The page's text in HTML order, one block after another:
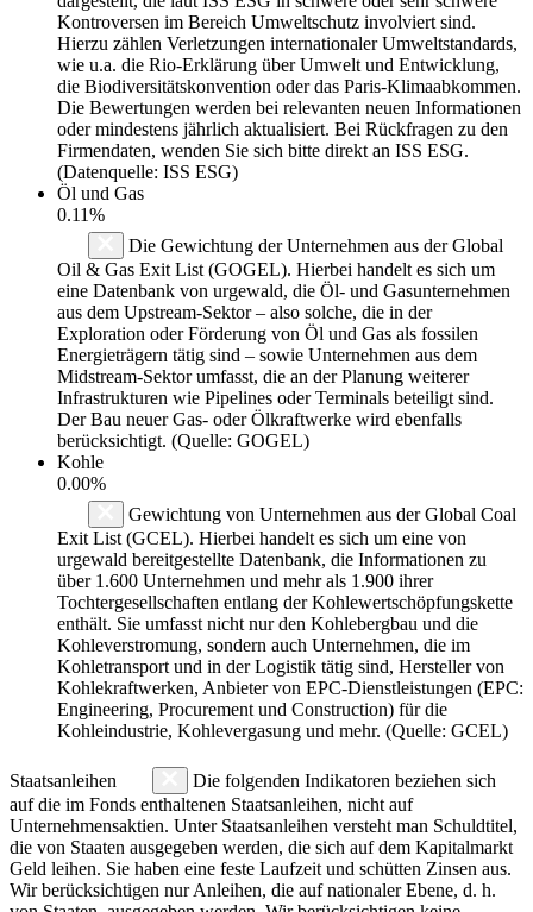
Kontroversen im Bereich Umweltschutz involviert sind.
Hierzu zählen Verletzungen internationaler Umweltstandards,
wie u.a. die Rio-Erklärung über Umwelt und Entwicklung,
die Biodiversitätskonvention oder das Paris-Klimaabkommen.
Die Bewertungen werden bei relevanten neuen Informationen
oder mindestens jährlich aktualisiert. Bei Rückfragen zu den
Firmendaten, wenden Sie sich bitte direkt an ISS ESG.
(Datenquelle: ISS ESG)
Öl und Gas
0.11%
Die Gewichtung der Unternehmen aus der Global
Oil & Gas Exit List (GOGEL). Hierbei handelt es sich um
eine Datenbank von urgewald, die Öl- und Gasunternehmen
aus dem Upstream-Sektor – also solche, die in der
Exploration oder Förderung von Öl und Gas als fossilen
Energieträgern tätig sind – sowie Unternehmen aus dem
Midstream-Sektor umfasst, die an der Planung weiterer
Infrastrukturen wie Pipelines oder Terminals beteiligt sind.
Der Bau neuer Gas- oder Ölkraftwerke wird ebenfalls
berücksichtigt. (Quelle: GOGEL)
Kohle
0.00%
Gewichtung von Unternehmen aus der Global Coal
Exit List (GCEL). Hierbei handelt es sich um eine von
urgewald bereitgestellte Datenbank, die Informationen zu
über 1.600 Unternehmen und mehr als 1.900 ihrer
Tochtergesellschaften entlang der Kohlewertschöpfungskette
enthält. Sie umfasst nicht nur den Kohlebergbau und die
Kohleverstromung, sondern auch Unternehmen, die im
Kohletransport und in der Logistik tätig sind, Hersteller von
Kohlekraftwerken, Anbieter von EPC-Dienstleistungen (EPC:
Engineering, Procurement und Construction) für die
Kohleindustrie, Kohlevergasung und mehr. (Quelle: GCEL)
Staatsanleihen
Die folgenden Indikatoren beziehen sich
auf die im Fonds enthaltenen Staatsanleihen, nicht auf
Unternehmensaktien. Unter Staatsanleihen versteht man Schuldtitel,
die von Staaten ausgegeben werden, die sich auf dem Kapitalmarkt
Geld leihen. Sie haben eine feste Laufzeit und schütten Zinsen aus.
Wir berücksichtigen nur Anleihen, die auf nationaler Ebene, d. h.